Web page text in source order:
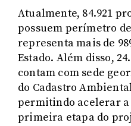
Atualmente, 84.921
possuem perímetro
representa mais de
Estado. Além disso,
contam com sede
do Cadastro
permitindo acelerar
primeira etapa do